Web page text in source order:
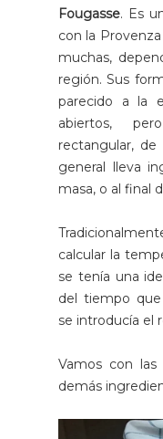
Fougasse. Es
con la
muchas,
región. Sus
parecido a la
abiertos,
rectangular,
general lleva
masa, o al final
calcular la
se tenía una
del tiempo
se introducía el
Vamos con
demás